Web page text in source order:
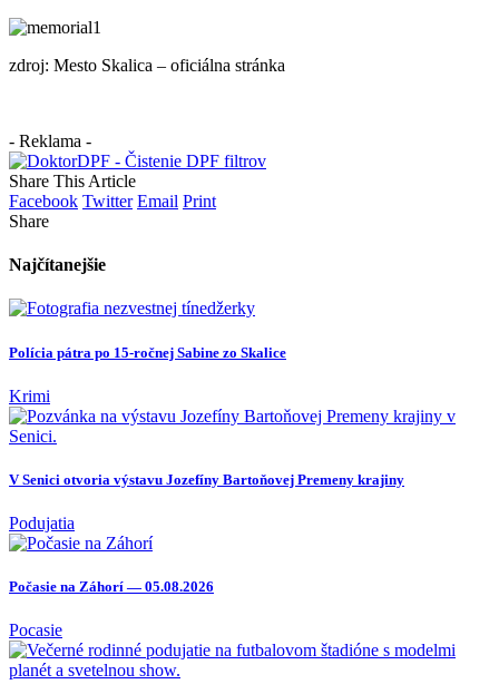
zdroj: Mesto Skalica – oficiálna stránka
- Reklama -
Share This Article
Facebook Twitter Email Print
Share
Najčítanejšie
Polícia pátra po 15-ročnej Sabine zo Skalice
Krimi
V Senici otvoria výstavu Jozefíny Bartoňovej Premeny krajiny
Podujatia
Počasie na Záhorí — 05.08.2026
Pocasie